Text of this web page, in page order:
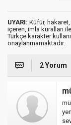
UYARI: Küfür,
içeren, imla kuralları
Türkçe karakter
onaylanmamaktadır.
2 Yorum